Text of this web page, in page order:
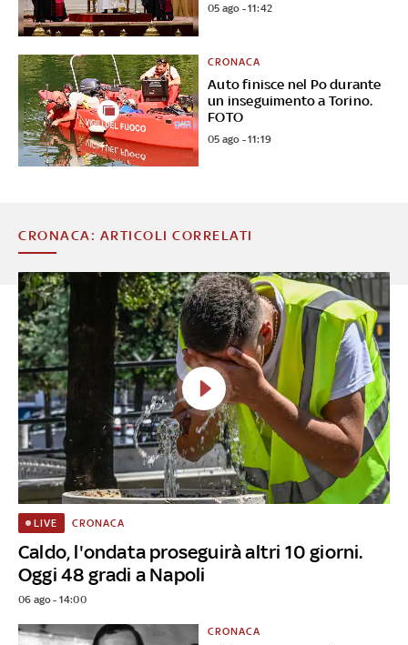
05 ago - 11:42
Auto finisce nel Po durante
un inseguimento a Torino.
FOTO
CRONACA
05 ago - 11:19
CRONACA: ARTICOLI CORRELATI
Caldo, l'ondata proseguirà altri 10 giorni.
Oggi 48 gradi a Napoli
LIVE CRONACA
06 ago - 14:00
CRONACA